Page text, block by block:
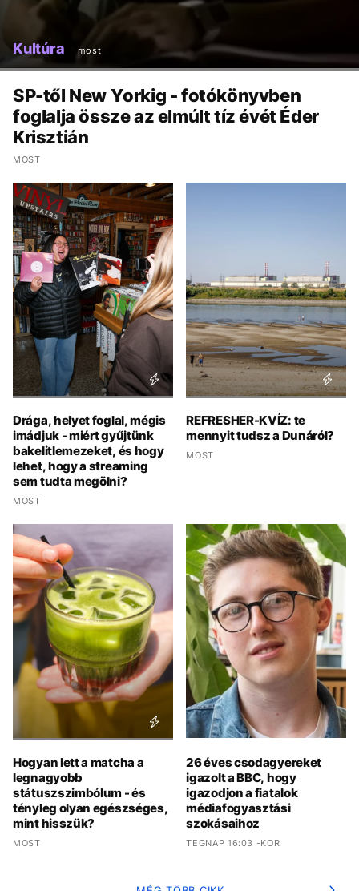
Kultúra most
SP-től New Yorkig - fotókönyvben
foglalja össze az elmúlt tíz évét Éder
Krisztián
MOST
Drága, helyet foglal, mégis
imádjuk - miért gyűjtünk
bakelitlemezeket, és hogy
lehet, hogy a streaming
sem tudta megölni?
MOST
REFRESHER-KVÍZ: te
mennyit tudsz a Dunáról?
MOST
Hogyan lett a matcha a
legnagyobb
státuszszimbólum - és
tényleg olyan egészséges,
mint hisszük?
MOST
26 éves csodagyereket
igazolt a BBC, hogy
igazodjon a fiatalok
médiafogyasztási
szokásaihoz
TEGNAP 16:03 -KOR